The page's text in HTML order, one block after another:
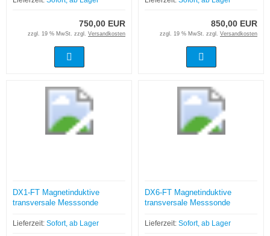
750,00 EUR
zzgl. 19 % MwSt. zzgl. Versandkosten
850,00 EUR
zzgl. 19 % MwSt. zzgl. Versandkosten
DX1-FT Magnetinduktive
transversale Messsonde
Lieferzeit: Sofort, ab Lager
DX6-FT Magnetinduktive
transversale Messsonde
Lieferzeit: Sofort, ab Lager